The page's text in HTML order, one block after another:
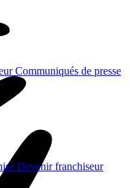
Communiqués de presse
Devenir franchiseur